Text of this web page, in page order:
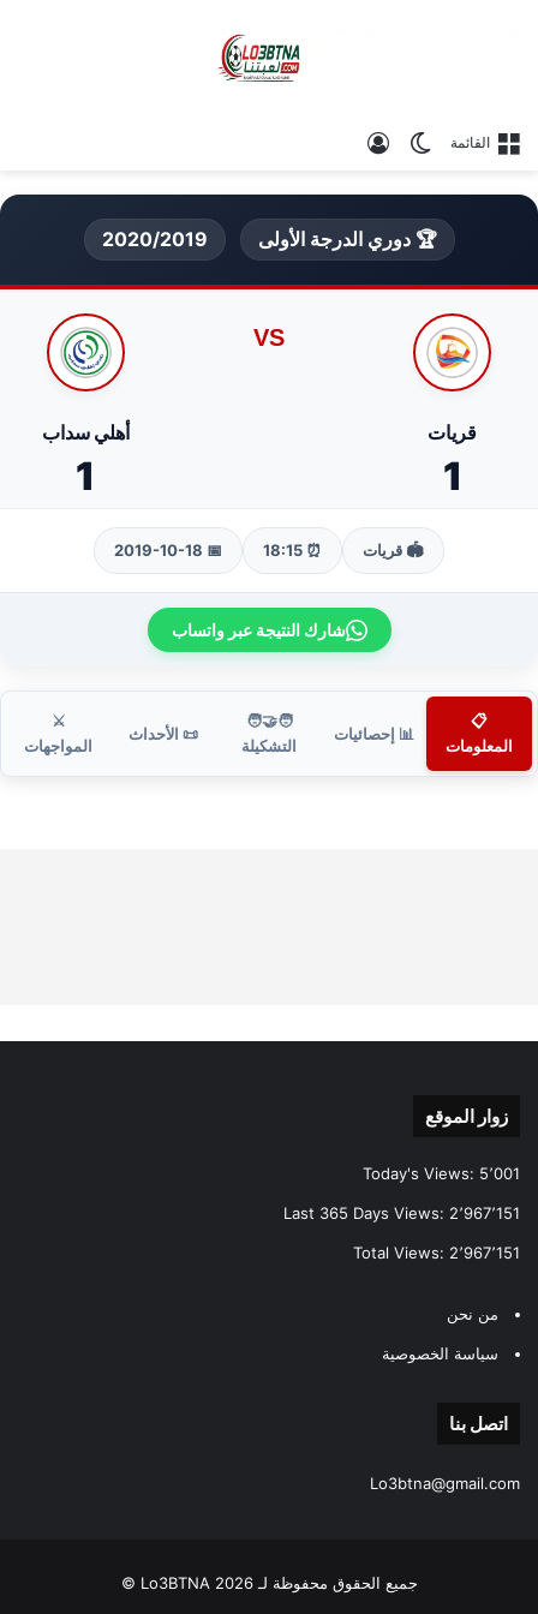
القائمة الوضع المظلم
🏆 دوري الدرجة الأولى 2020/2019
قريات
1
VS
أهلي سداب
1
🏟️ قريات ⏰ 18:15
📅 2019-10-18
شارك النتيجة عبر واتساب
📋
المعلومات
📊 إحصائيات
🧑‍🤝‍🧑
التشكيلة
📜 الأحداث
⚔️
المواجهات
زوار الموقع
Today's Views: 5٬001
Last 365 Days Views: 2٬967٬151
Total Views: 2٬967٬151
من نحن
سياسة الخصوصية
اتصل بنا
Lo3btna@gmail.com
جميع الحقوق محفوظة لـ Lo3BTNA 2026 ©